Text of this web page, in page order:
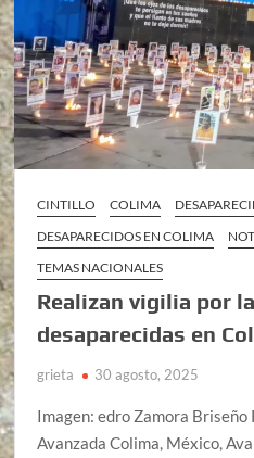
CINTILLO COLIMA
DESAPARECIDOS EN COLIMA
TEMAS NACIONALES
Realizan vigilia por
desaparecidas en
grieta 30 agosto, 2025
Imagen: edro Zamora
Avanzada Colima, México,